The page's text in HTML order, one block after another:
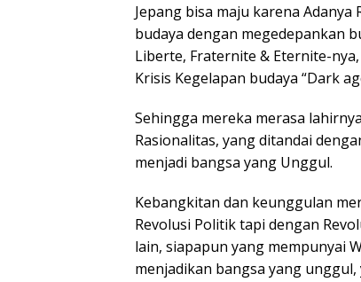
Jepang bisa maju karena
budaya dengan megedepankan
Liberte, Fraternite & Eternite-
Krisis Kegelapan budaya “Dark
Sehingga mereka merasa
Rasionalitas, yang ditandai
menjadi bangsa yang Unggul.
Kebangkitan dan keunggulan
Revolusi Politik tapi dengan
lain, siapapun yang mempunyai
menjadikan bangsa yang